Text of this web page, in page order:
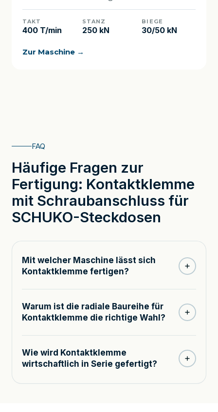
TAKT
400 T/min
STANZ
250 kN
BIEGE
30/50 kN
Zur Maschine →
FAQ
Häufige Fragen zur
Fertigung: Kontaktklemme
mit Schraubanschluss für
SCHUKO-Steckdosen
Mit welcher Maschine lässt sich
Kontaktklemme fertigen?
Warum ist die radiale Baureihe für
Kontaktklemme die richtige Wahl?
Wie wird Kontaktklemme
wirtschaftlich in Serie gefertigt?